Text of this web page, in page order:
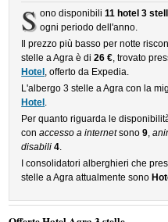
S ono disponibili 11 hotel 3
ogni periodo dell'anno.
Il prezzo più basso per notte
stelle a Agra è di26 €, trovato
Hotel , offerto da Expedia.
L'albergo 3 stelle a Agra con la
Hotel .
Per quanto riguarda le
conaccesso a internetsono9,
disabili 4.
I consolidatori alberghieri che
stelle a Agra attualmente sono